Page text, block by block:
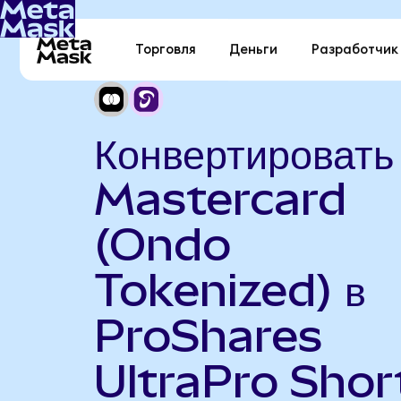
Торговля Деньги Разработчик
Конвертировать
Mastercard
(Ondo
Tokenized) в
ProShares
UltraPro